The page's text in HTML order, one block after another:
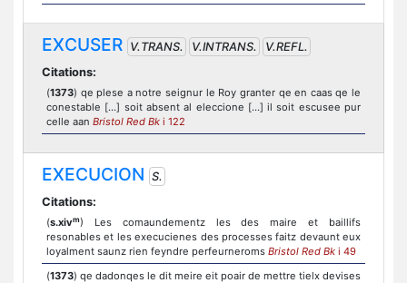
EXCUSER V.TRANS. V.INTRANS.
V.REFL.
Citations:
(1373) qe plese a notre seignur le Roy granter qe en caas qe le
conestable [...] soit absent al eleccione [...] il soit escusee pur
celle aan Bristol Red Bk i 122
EXECUCION S.
Citations:
(s.xivm) Les comaundementz les des maire et baillifs
resonables et les execucienes des processes faitz devaunt eux
loyalment saunz rien feyndre perfeurneroms Bristol Red Bk i 49
(1373) qe dadonqes le dit meire eit poair de mettre tielx devises